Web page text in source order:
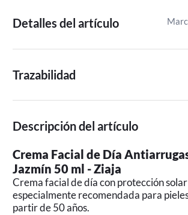
Detalles del artículo
Trazabilidad
Descripción del artículo
Crema Facial de Día
Jazmín 50 ml - Ziaja
Crema facial de día con protección solar
especialmente recomendada para
partir de 50 años.